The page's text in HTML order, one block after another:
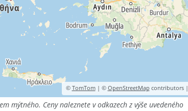
© TomTom| © OpenStreetMap contributors |
mýtného. Ceny naleznete v odkazech z výše uvedeného